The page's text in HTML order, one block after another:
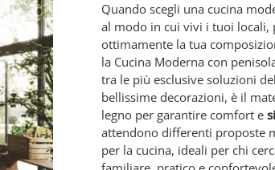
Quando scegli una cucina
al modo in cui vivi i tuoi locali,
ottimamente la tua
la Cucina Moderna con
tra le più esclusive soluzioni
bellissime decorazioni, è il
legno per garantire comfort e
attendono differenti proposte
per la cucina, ideali per chi